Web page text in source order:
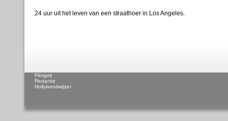
24 uur uit het leven van een straathoer in Los Angeles.
Filmgek
Redactie
Hollywoodwijzer